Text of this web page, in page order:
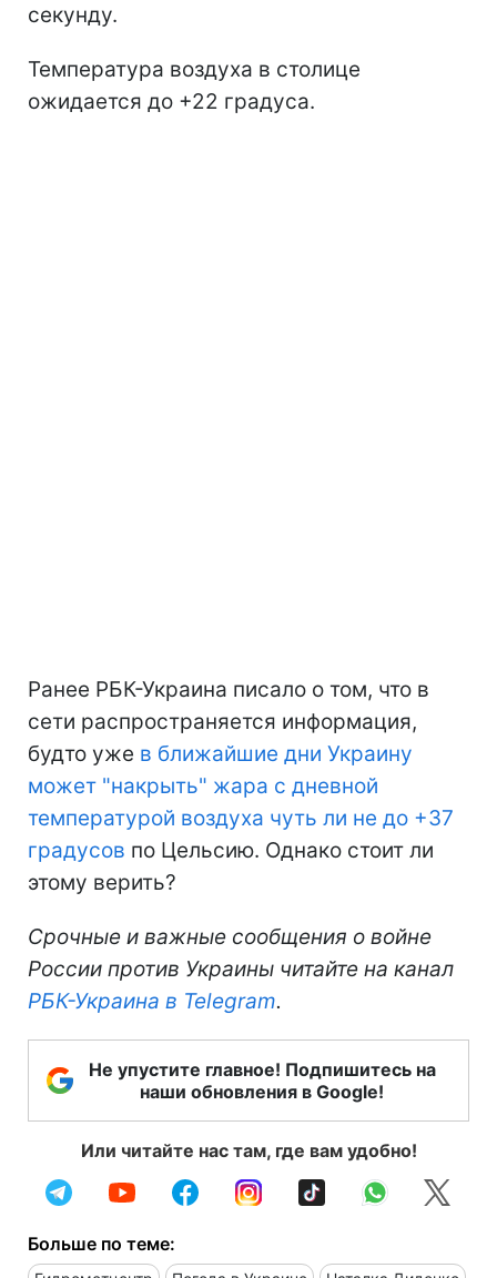
секунду.
Температура воздуха в столице
ожидается до +22 градуса.
Ранее РБК-Украина писало о том, что в
сети распространяется информация,
будто уже в ближайшие дни Украину
может "накрыть" жара с дневной
температурой воздуха чуть ли не до +37
градусов по Цельсию. Однако стоит ли
этому верить?
Срочные и важные сообщения о войне
России против Украины читайте на канал
РБК-Украина в Telegram.
Не упустите главное! Подпишитесь на
наши обновления в Google!
Или читайте нас там, где вам удобно!
Больше по теме: